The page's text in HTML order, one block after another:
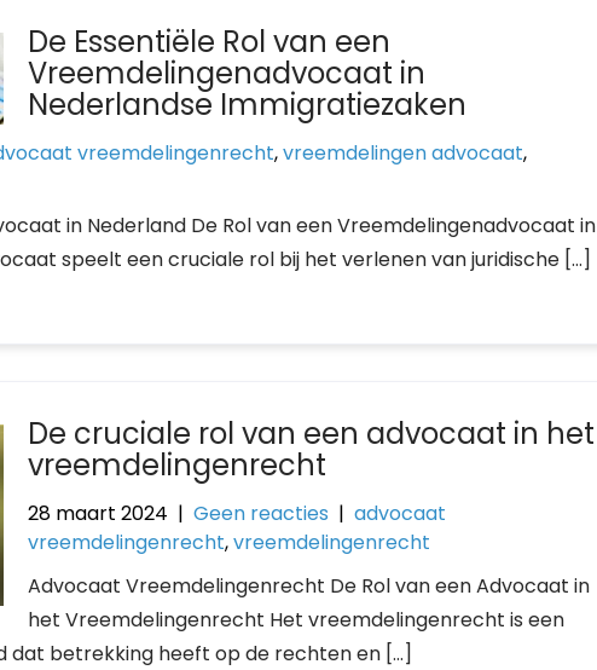
De Essentiële Rol van een
Vreemdelingenadvocaat in
Nederlandse Immigratiezaken
vreemdelingenrecht,vreemdelingen advocaat,
in Nederland De Rol van een Vreemdelingenadvocaat in
speelt een cruciale rol bij het verlenen van juridische […]
De cruciale rol van een advocaat in het
vreemdelingenrecht
28 maart 2024 |Geen reacties |advocaat
vreemdelingenrecht,vreemdelingenrecht
Advocaat Vreemdelingenrecht De Rol van een Advocaat in
het Vreemdelingenrecht Het vreemdelingenrecht is een
dat betrekking heeft op de rechten en […]